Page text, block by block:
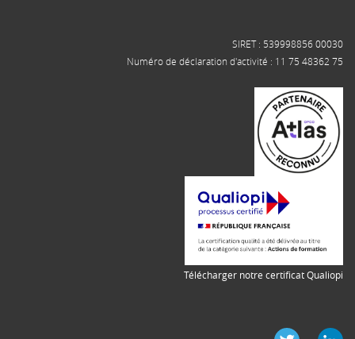
SIRET : 539998856 00030
Numéro de déclaration d'activité : 11 75 48362 75
Télécharger notre certificat Qualiopi